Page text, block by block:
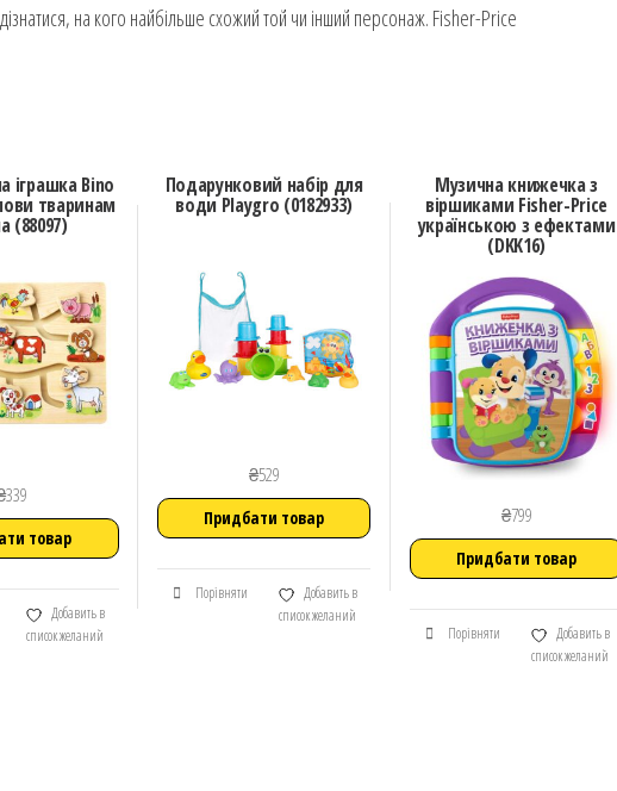
на кого найбільше схожий той чи інший персонаж. Fisher-Price
іграшка Bino
тваринам
(88097)
339
товар
Добавить в
список желаний
Подарунковий набір для
води Playgro (0182933)
₴529
Придбати товар
Порівняти
Добавить в
список желаний
Музична книжечка з
віршиками Fisher-Price
українською з ефектами
(DKK16)
₴799
Придбати товар
Порівняти
Добавить в
список желаний